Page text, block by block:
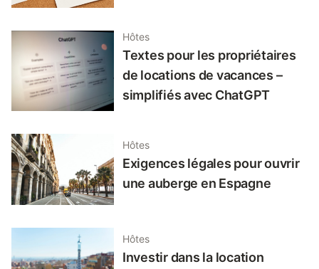
Hôtes
Textes pour les propriétaires
de locations de vacances –
simplifiés avec ChatGPT
Hôtes
Exigences légales pour ouvrir
une auberge en Espagne
Hôtes
Investir dans la location